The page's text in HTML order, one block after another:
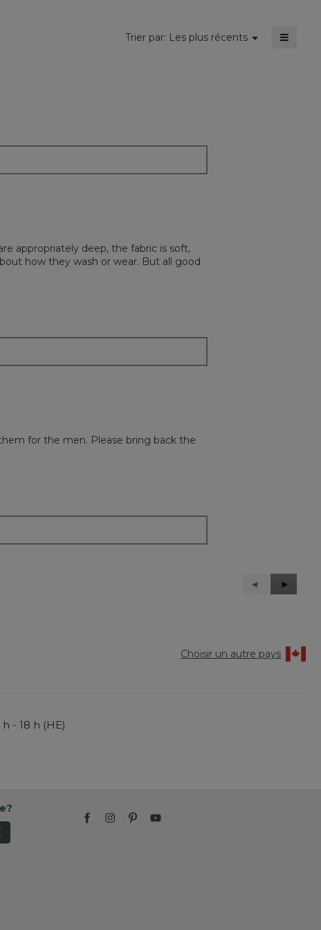
Trier par: Les plus récents ▼
Menu ≡
appropriately deep, the fabric is soft,
how they wash or wear. But all good
for the men. Please bring back the
Précédent
Reviews
◄
Suivant
Reviews
►
Choisir un autre pays
- 18 h (HE)